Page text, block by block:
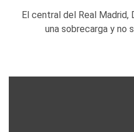
El central del Real Madrid,
una sobrecarga y no